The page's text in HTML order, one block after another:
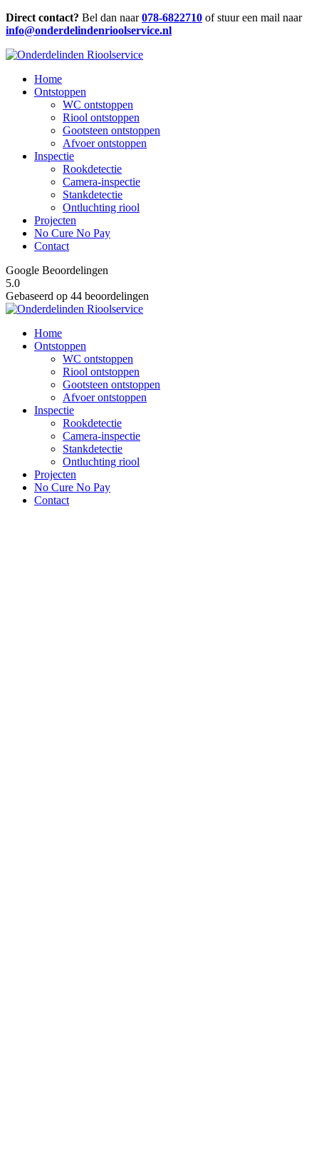
Direct contact? Bel dan naar078-6822710 of stuur een mail naar
info@onderdelindenrioolservice.nl
Home
Ontstoppen
WC ontstoppen
Riool ontstoppen
Gootsteen ontstoppen
Afvoer ontstoppen
Inspectie
Rookdetectie
Camera-inspectie
Stankdetectie
Ontluchting riool
Projecten
No Cure No Pay
Contact
Google Beoordelingen
5.0
Gebaseerd op 44 beoordelingen
Home
Ontstoppen
WC ontstoppen
Riool ontstoppen
Gootsteen ontstoppen
Afvoer ontstoppen
Inspectie
Rookdetectie
Camera-inspectie
Stankdetectie
Ontluchting riool
Projecten
No Cure No Pay
Contact